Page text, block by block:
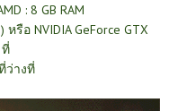
: 8 GB RAM
หรือ NVIDIA GeForce GTX
ที่
ว่างที่